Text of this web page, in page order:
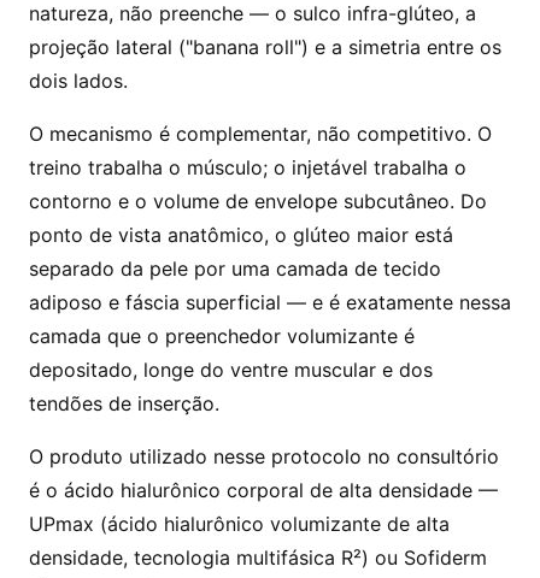
natureza, não preenche — o sulco infra-glúteo, a
projeção lateral ("banana roll") e a simetria entre os
dois lados.
O mecanismo é complementar, não competitivo. O
treino trabalha o músculo; o injetável trabalha o
contorno e o volume de envelope subcutâneo. Do
ponto de vista anatômico, o glúteo maior está
separado da pele por uma camada de tecido
adiposo e fáscia superficial — e é exatamente nessa
camada que o preenchedor volumizante é
depositado, longe do ventre muscular e dos
tendões de inserção.
O produto utilizado nesse protocolo no consultório
é o ácido hialurônico corporal de alta densidade —
UPmax (ácido hialurônico volumizante de alta
densidade, tecnologia multifásica R²) ou Sofiderm